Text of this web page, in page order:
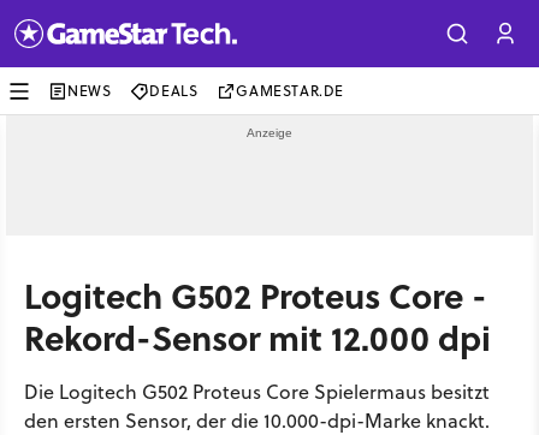
NEWS DEALS GAMESTAR.DE
Logitech G502 Proteus Core -
Rekord-Sensor mit 12.000 dpi
Die Logitech G502 Proteus Core Spielermaus besitzt
den ersten Sensor, der die 10.000-dpi-Marke knackt.